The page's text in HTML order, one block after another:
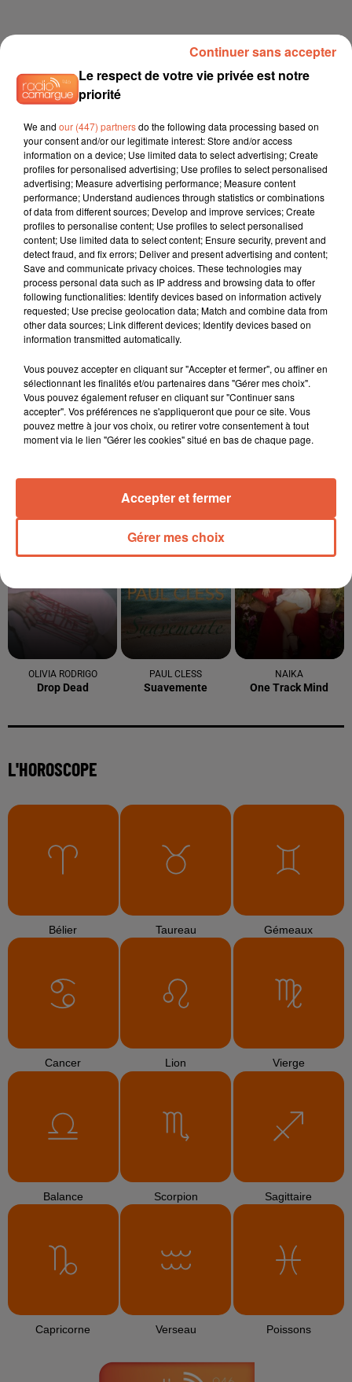
À LA UNE
12h21
Arles : après un taureau percuté lors d'une
abrivado à Saliers,...
12h13
Éclipse solaire du 12 août 2026 : le CHU de Nîmes
appelle à la plus...
3 août 2026
électro attendue au cœur...
TITRES DIFFUSÉS
OLIVIA RODRIGO
Drop Dead
PAUL CLESS
Suavemente
NAIKA
One Track Mind
L'HOROSCOPE
Bélier Taureau Gémeaux
Cancer Lion Vierge
Balance Scorpion Sagittaire
Capricorne Verseau Poissons
Le respect de votre vie privée est notre
priorité
We and our (447) partnersdo the following data processing based on
your consent and/or our legitimate interest: Store and/or access
information on a device; Use limited data to select advertising; Create
profiles for personalised advertising; Use profiles to select personalised
advertising; Measure advertising performance; Measure content
performance; Understand audiences through statistics or combinations
of data from different sources; Develop and improve services; Create
profiles to personalise content; Use profiles to select personalised
content; Use limited data to select content; Ensure security, prevent and
detect fraud, and fix errors; Deliver and present advertising and content;
Save and communicate privacy choices. These technologies may
process personal data such as IP address and browsing data to offer
following functionalities: Identify devices based on information actively
requested; Use precise geolocation data; Match and combine data from
other data sources; Link different devices; Identify devices based on
information transmitted automatically.
Vous pouvez accepter en cliquant sur "Accepter et fermer", ou affiner en
sélectionnant les finalités et/ou partenaires dans "Gérer mes choix".
Vous pouvez également refuser en cliquant sur "Continuer sans
accepter". Vos préférences ne s'appliqueront que pour ce site. Vous
pouvez mettre à jour vos choix, ou retirer votre consentement à tout
moment via le lien "Gérer les cookies" situé en bas de chaque page.
Gérer mes choix
Accepter et fermer
Continuer sans accepter